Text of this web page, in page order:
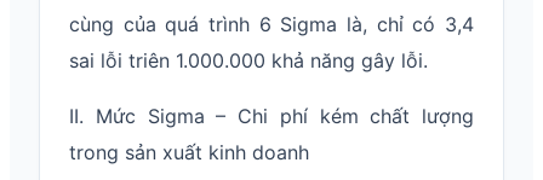
cùng của quá trình 6 Sigma là, chỉ có 3,4
sai lỗi triên 1.000.000 khả năng gây lỗi.
II. Mức Sigma – Chi phí kém chất lượng
trong sản xuất kinh doanh